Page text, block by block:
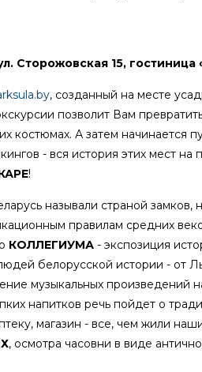
Сторожовская 15, гостиница
, созданный на месте
позволит Вам
А затем начинается
- вся история этих мест
!
называли страной замков,
правилам средних
КОЛЛЕГИУМА - экспозиция
белорусской истории - от
музыкальных произведений
напитков речь пойдет о
магазин - все, чем жили
, осмотра часовни в виде